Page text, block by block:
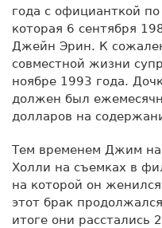
года с официанткой
которая 6 сентября
Джейн Эрин. К
совместной жизни
ноябре 1993 года.
должен был
долларов на
Тем временем Джим
Холли на съемках в
на которой он
этот брак
итоге они расстались